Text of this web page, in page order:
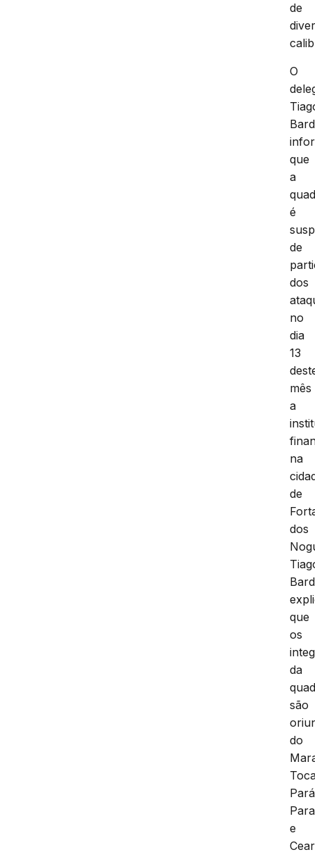
de
O
que
a
é
de
dos
no
dia
13
mês
a
na
de
dos
que
os
da
são
do
e